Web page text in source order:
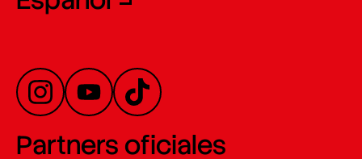
Partners oficiales